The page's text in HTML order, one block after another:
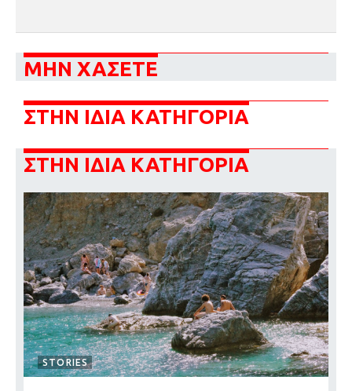
ΜΗΝ ΧΑΣΕΤΕ
ΣΤΗΝ ΙΔΙΑ ΚΑΤΗΓΟΡΙΑ
ΣΤΗΝ ΙΔΙΑ ΚΑΤΗΓΟΡΙΑ
STORIES